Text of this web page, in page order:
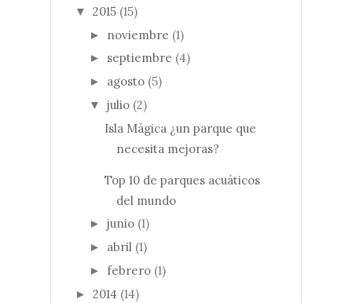
▼ 2015 (15)
► noviembre (1)
► septiembre (4)
► agosto (5)
▼ julio (2)
Isla Mágica ¿un parque que
necesita mejoras?
Top 10 de parques acuáticos
del mundo
► junio (1)
► abril (1)
► febrero (1)
► 2014 (14)